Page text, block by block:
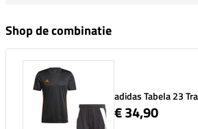
Shop de combinatie
adidas Tabela 23
€ 34,90